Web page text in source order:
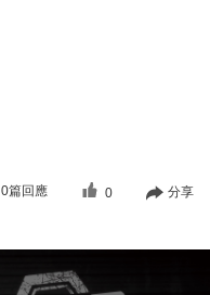
0篇回應 0 分享